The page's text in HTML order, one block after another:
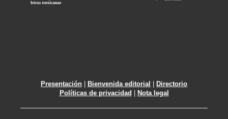
Presentación Bienvenida editorial
Directorio
Políticas de privacidad
Nota legal